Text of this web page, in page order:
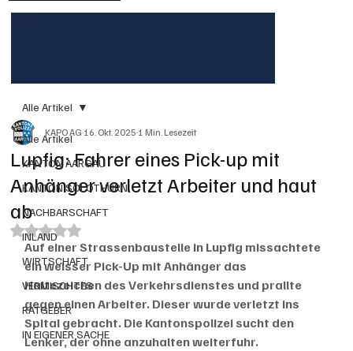
Alle Artikel
KANTON AARGAU
KANTON SOLOTHURN
NACHBARSCHAFT
INLAND
WIRTSCHAFT
VERMISCHTES
RATGEBER
IN EIGENER SACHE
Alle Artikel
Lupfig: Fahrer eines Pick-up mit
Anhänger verletzt Arbeiter und haut
ab
KAPO AG16. Okt. 20251 Min. Lesezeit
Mit NaN von 5 Sternen bewertet.
Auf einer Strassenbaustelle in Lupfig missachtete
ein weisser Pick-Up mit Anhänger das
Haltezeichen des Verkehrsdienstes und prallte
gegen einen Arbeiter. Dieser wurde verletzt ins
Spital gebracht. Die Kantonspolizei sucht den
Lenker, der ohne anzuhalten weiterfuhr.